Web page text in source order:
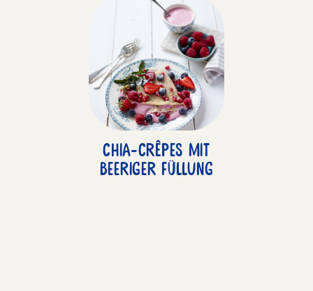
Chia-Crêpes mit
beeriger Füllung